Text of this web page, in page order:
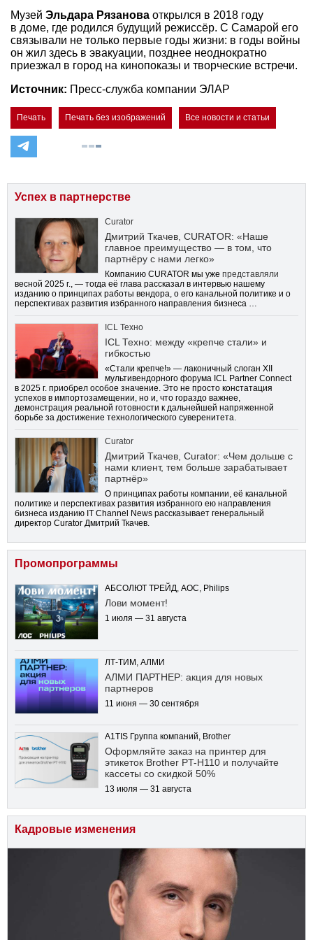
Музей Эльдара Рязанова открылся в 2018 году
в доме, где родился будущий режиссёр. С Самарой его
связывали не только первые годы жизни: в годы войны
он жил здесь в эвакуации, позднее неоднократно
приезжал в город на кинопоказы и творческие встречи.
Источник: Пресс-служба компании ЭЛАР
Печать Печать без изображений Все новости и статьи
Успех в партнерстве
Curator
Дмитрий Ткачев, CURATOR: «Наше
главное преимущество — в том, что
партнёру с нами легко»
Компанию CURATOR мы уже представляли
весной 2025 г., — тогда её глава рассказал в интервью нашему
изданию о принципах работы вендора, о его канальной политике и о
перспективах развития избранного направления бизнеса …
ICL Техно
ICL Техно: между «крепче стали» и
гибкостью
«Стали крепче!» — лаконичный слоган XII
мультивендорного форума ICL Partner Connect
в 2025 г. приобрел особое значение. Это не просто констатация
успехов в импортозамещении, но и, что гораздо важнее,
демонстрация реальной готовности к дальнейшей напряженной
борьбе за достижение технологического суверенитета.
Curator
Дмитрий Ткачев, Curator: «Чем дольше с
нами клиент, тем больше зарабатывает
партнёр»
О принципах работы компании, её канальной
политике и перспективах развития избранного ею направления
бизнеса изданию IT Channel News рассказывает генеральный
директор Curator Дмитрий Ткачев.
Промопрограммы
АБСОЛЮТ ТРЕЙД, AOC, Philips
Лови момент!
1 июля — 31 августа
ЛТ-ТИМ, АЛМИ
АЛМИ ПАРТНЕР: акция для новых
партнеров
11 июня — 30 сентября
A1TIS Группа компаний, Brother
Оформляйте заказ на принтер для
этикеток Brother PT-H110 и получайте
кассеты со скидкой 50%
13 июля — 31 августа
Кадровые изменения